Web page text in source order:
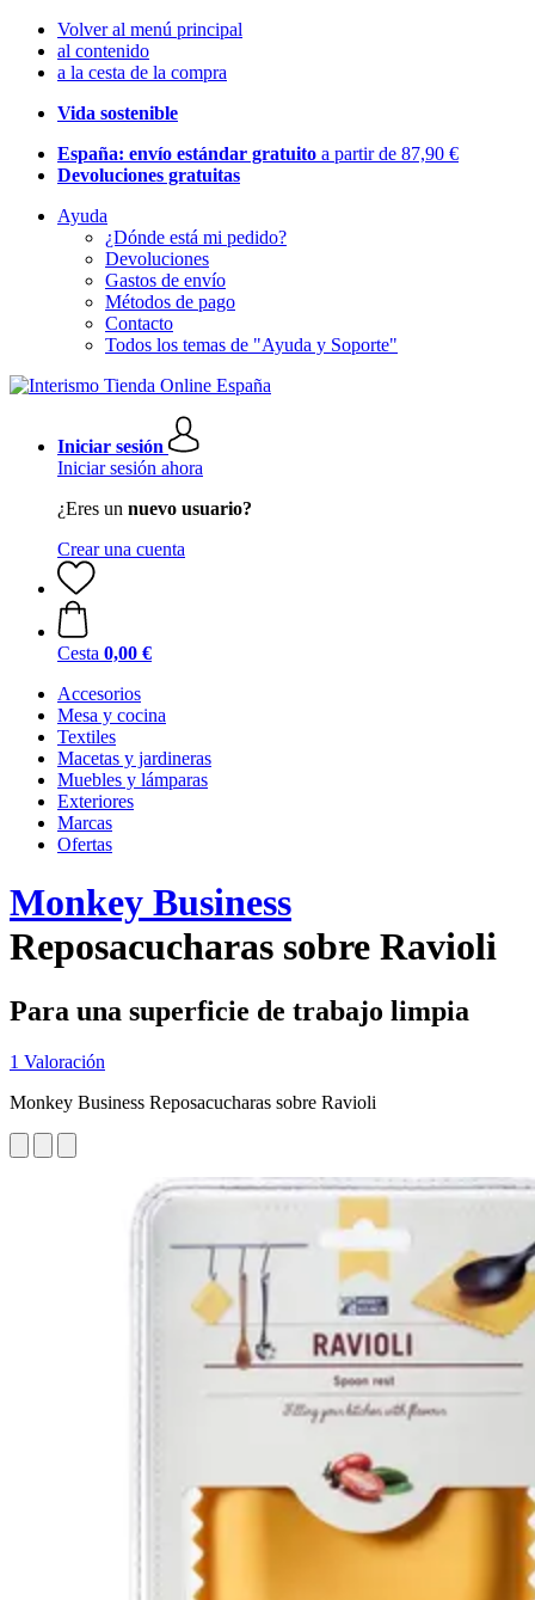
Volver al menú principal
al contenido
a la cesta de la compra
Vida sostenible
España: envío estándar gratuito a partir de 87,90 €
Devoluciones gratuitas
Ayuda
¿Dónde está mi pedido?
Devoluciones
Gastos de envío
Métodos de pago
Contacto
Todos los temas de "Ayuda y Soporte"
Iniciar sesión
Iniciar sesión ahora
¿Eres un nuevo usuario?
Crear una cuenta
Cesta 0,00 €
Accesorios
Mesa y cocina
Textiles
Macetas y jardineras
Muebles y lámparas
Exteriores
Marcas
Ofertas
Monkey Business
Reposacucharas sobre Ravioli
Para una superficie de trabajo limpia
1 Valoración
Monkey Business Reposacucharas sobre Ravioli